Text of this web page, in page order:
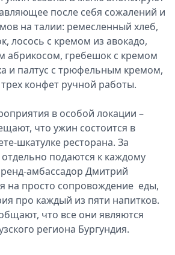
после себя сожалений и
на талии: ремесленный хлеб,
лосось с кремом из авокадо,
абрикосом, гребешок с кремом
и палтус с трюфельным кремом,
трех конфет ручной работы.
в особой локации –
что ужин состоится в
шкатулке ресторана. За
подаются к каждому
амбассадор Дмитрий
на просто сопровождение еды,
про каждый из пяти напитков.
что все они являются
региона Бургундия.